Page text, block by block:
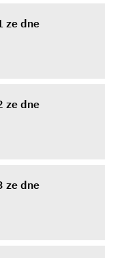
ze dne
ze dne
ze dne